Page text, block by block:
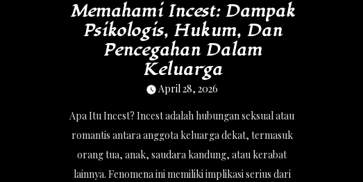
Memahami Incest: Dampak
Psikologis, Hukum, Dan
Pencegahan Dalam
Keluarga
April 28, 2026
Apa Itu Incest? Incest adalah hubungan seksual atau
romantis antara anggota keluarga dekat, termasuk
orang tua, anak, saudara kandung, atau kerabat
lainnya. Fenomena ini memiliki implikasi serius dari